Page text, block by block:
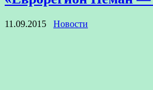
11.09.2015 Новости